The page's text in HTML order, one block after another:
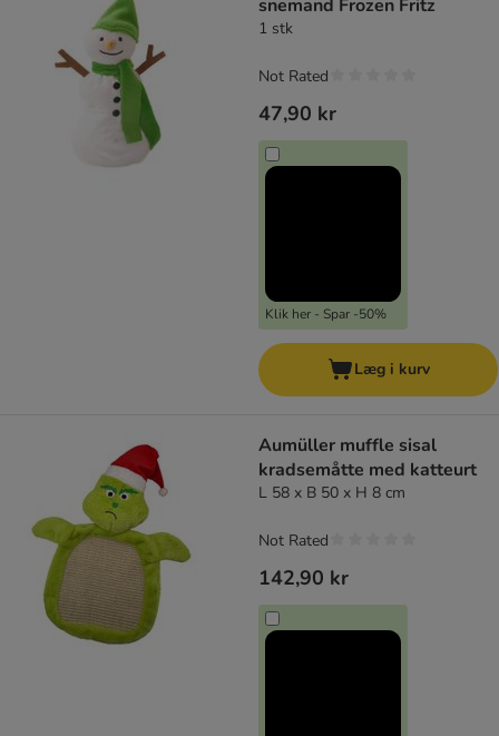
snemand Frozen Fritz
1 stk
47,90 kr
Klik her - Spar -50%
Not Rated
Læg i kurv
Aumüller muffle sisal
kradsemåtte med katteurt
L 58 x B 50 x H 8 cm
142,90 kr
Not Rated